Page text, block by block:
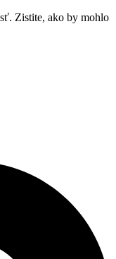
Zistite, ako by mohlo